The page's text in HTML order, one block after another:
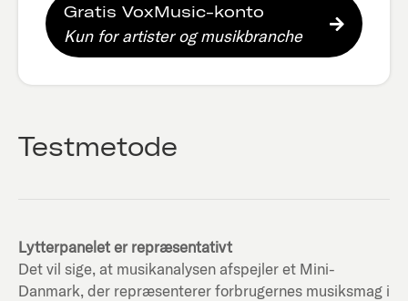
Gratis VoxMusic-konto
Kun for artister og musikbranche
Testmetode
Lytterpanelet er repræsentativt
Det vil sige, at musikanalysen afspejler et Mini-
Danmark, der repræsenterer forbrugernes musiksmag i